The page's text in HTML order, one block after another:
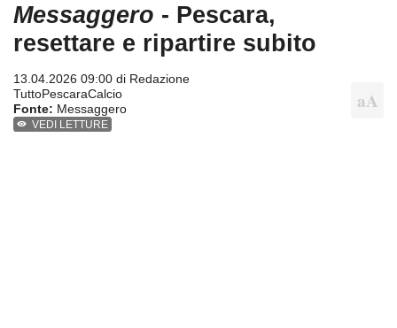
Messaggero - Pescara,
resettare e ripartire subito
13.04.2026 09:00 di Redazione
TuttoPescaraCalcio
Fonte: Messaggero
VEDI LETTURE